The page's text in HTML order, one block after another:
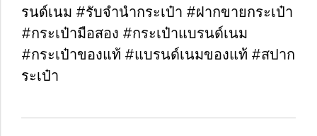
รนด์เนม​ #รับจำนำกระเป๋า #ฝากขายกระเป๋า
#กระเป๋ามือสอง​ #กระเป๋าแบรนด์เนม​
#กระเป๋าของแท้​ #แบรนด์เนมของแท้ #สปาก
ระเป๋า